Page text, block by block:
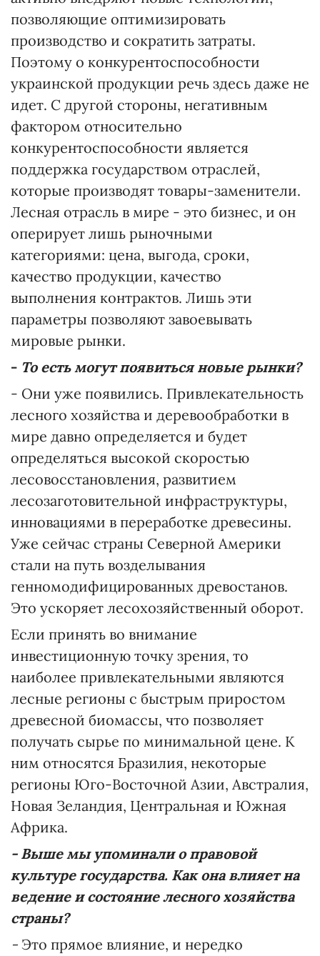
позволяющие оптимизировать
производство и сократить затраты.
Поэтому о конкурентоспособности
украинской продукции речь здесь даже не
идет. С другой стороны, негативным
фактором относительно
конкурентоспособности является
поддержка государством отраслей,
которые производят товары-заменители.
Лесная отрасль в мире - это бизнес, и он
оперирует лишь рыночными
категориями: цена, выгода, сроки,
качество продукции, качество
выполнения контрактов. Лишь эти
параметры позволяют завоевывать
мировые рынки.
- Тоесть могут появиться новые рынки?
- Они уже появились. Привлекательность
лесного хозяйства и деревообработки в
мире давно определяется и будет
определяться высокой скоростью
лесовосстановления, развитием
лесозаготовительной инфраструктуры,
инновациями в переработке древесины.
Уже сейчас страны Северной Америки
стали на путь возделывания
генномодифицированных древостанов.
Это ускоряет лесохозяйственный оборот.
Если принять во внимание
инвестиционную точку зрения, то
наиболее привлекательными являются
лесные регионы с быстрым приростом
древесной биомассы, что позволяет
получать сырье по минимальной цене. К
ним относятся Бразилия, некоторые
регионы Юго-Восточной Азии, Австралия,
Новая Зеландия, Центральная и Южная
Африка.
- Выше мы упоминали о правовой
культуре государства. Как она влияет на
ведение и состояние лесного хозяйства
страны?
- Это прямое влияние, и нередко